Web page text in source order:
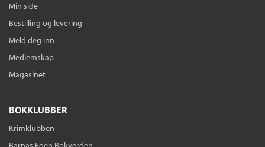
Min side
Bestilling og levering
Meld deg inn
Medlemskap
Magasinet
BOKKLUBBER
Krimklubben